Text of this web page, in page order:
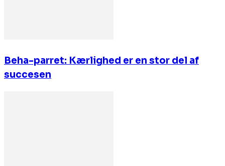
Beha-parret: Kærlighed er en stor del af
succesen